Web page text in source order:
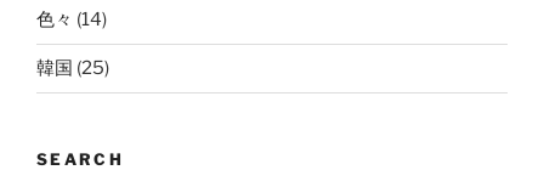
色々 (14)
韓国 (25)
SEARCH